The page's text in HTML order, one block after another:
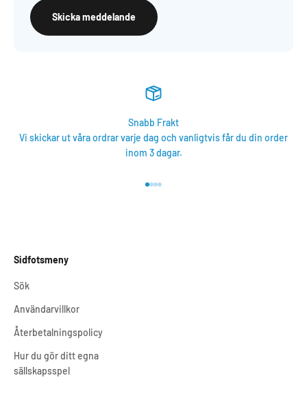
Skicka meddelande
Snabb Frakt
Vi skickar ut våra ordrar varje dag och vanligtvis får du din order
inom 3 dagar.
Sidfotsmeny
Sök
Användarvillkor
Återbetalningspolicy
Hur du gör ditt egna
sällskapsspel